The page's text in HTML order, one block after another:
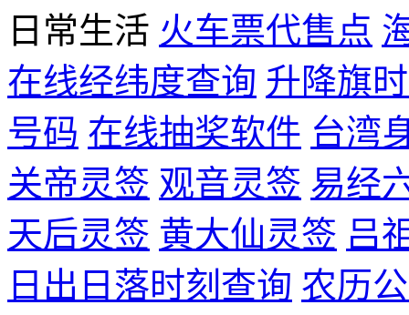
日常生活 火车票代售点
在线经纬度查询 升降旗
号码 在线抽奖软件 台湾
关帝灵签 观音灵签 易经
天后灵签 黄大仙灵签 吕
日出日落时刻查询 农历